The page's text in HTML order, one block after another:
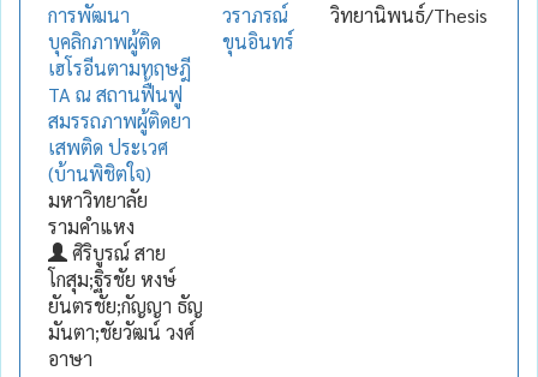
การพัฒนา
บุคลิกภาพผู้ติด
เฮโรอีนตามทฤษฎี
TA ณ สถานฟื้นฟู
สมรรถภาพผู้ติดยา
เสพติด ประเวศ
(บ้านพิชิตใจ)
มหาวิทยาลัย
รามคำแหง
ศิริบูรณ์ สาย
โกสุม;ฐิรชัย หงษ์
ยันตรชัย;กัญญา ธัญ
มันตา;ชัยวัฒน์ วงศ์
อาษา
วราภรณ์
ขุนอินทร์
วิทยานิพนธ์/Thesis